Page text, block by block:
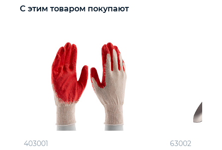
С этим товаром покупают
403001
63002